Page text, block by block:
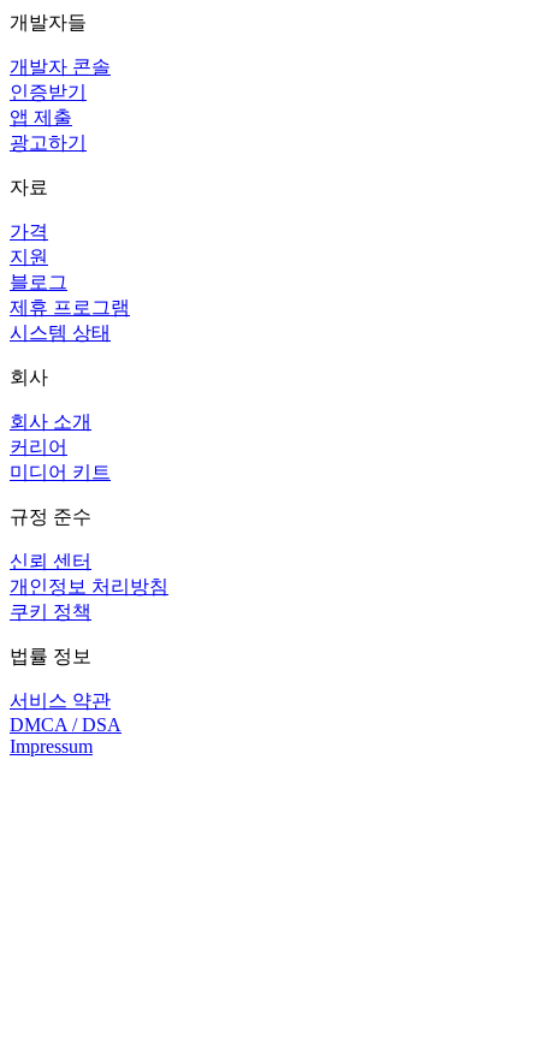
개발자들
개발자 콘솔
인증받기
앱 제출
광고하기
자료
가격
지원
블로그
제휴 프로그램
시스템 상태
회사
회사 소개
커리어
미디어 키트
규정 준수
신뢰 센터
개인정보 처리방침
쿠키 정책
법률 정보
서비스 약관
DMCA / DSA
Impressum